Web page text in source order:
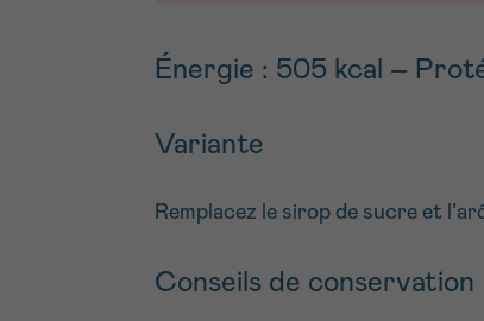
Énergie : 505 kcal –
Variante
Remplacez le sirop de sucre et
Conseils de conservation